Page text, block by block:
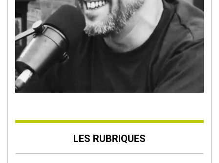
LES RUBRIQUES